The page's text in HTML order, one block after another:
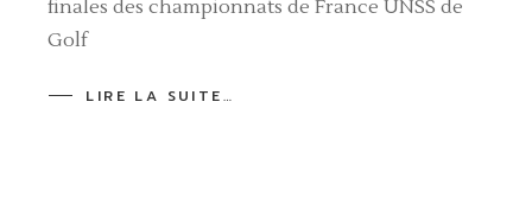
finales des championnats de France UNSS de
Golf
LIRE LA SUITE…